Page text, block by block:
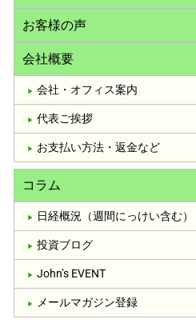
お客様の声
会社概要
会社・オフィス案内
代表ご挨拶
お支払い方法・返金など
コラム
日経概況（週間にっけい含む）
投資ブログ
John’s EVENT
メールマガジン登録